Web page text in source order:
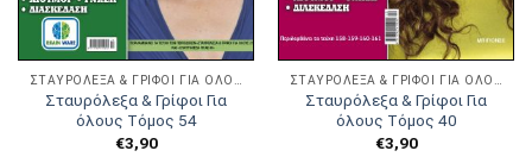
Σταυρόλεξα & Γρίφοι Για
όλους Τόμος 54
€3,90
Σταυρόλεξα & Γρίφοι Για
όλους Τόμος 40
€3,90